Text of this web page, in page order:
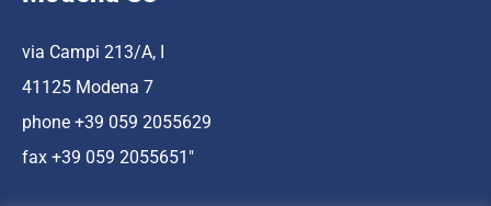
via Campi 213/A, I
41125 Modena 7
phone +39 059 2055629
fax +39 059 2055651″